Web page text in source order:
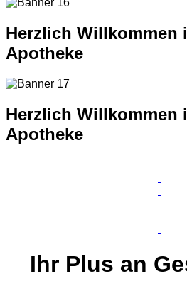
Herzlich Willkommen
Apotheke
Herzlich Willkommen
Apotheke
Ihr Plus an